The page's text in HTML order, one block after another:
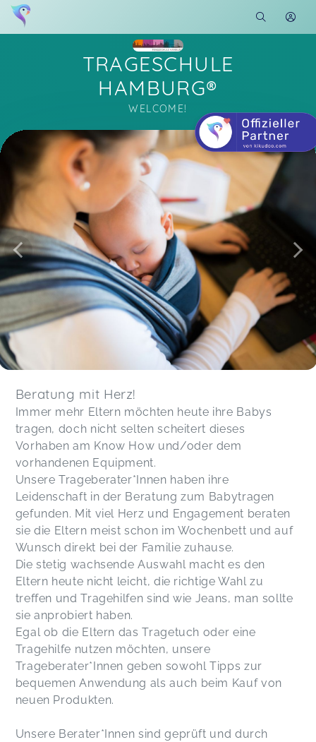
TRAGESCHULE
HAMBURG®
WELCOME!
Soon you will learn more about me here...
Beratung mit Herz!
Immer mehr Eltern möchten heute ihre Babys
tragen, doch nicht selten scheitert dieses
Vorhaben am Know How und/oder dem
vorhandenen Equipment.
Unsere Trageberater*Innen haben ihre
Leidenschaft in der Beratung zum Babytragen
gefunden. Mit viel Herz und Engagement beraten
sie die Eltern meist schon im Wochenbett und auf
Wunsch direkt bei der Familie zuhause.
Die stetig wachsende Auswahl macht es den
Eltern heute nicht leicht, die richtige Wahl zu
treffen und Tragehilfen sind wie Jeans, man sollte
sie anprobiert haben.
Egal ob die Eltern das Tragetuch oder eine
Tragehilfe nutzen möchten, unsere
Trageberater*Innen geben sowohl Tipps zur
bequemen Anwendung als auch beim Kauf von
neuen Produkten.
Unsere Berater*Innen sind geprüft und durch